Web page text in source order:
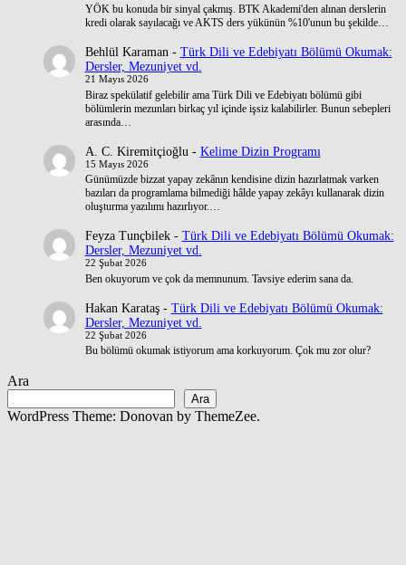
YÖK bu konuda bir sinyal çakmış. BTK Akademi'den alınan derslerin
kredi olarak sayılacağı ve AKTS ders yükünün %10'unun bu şekilde…
Behlül Karaman- Türk Dili ve Edebiyatı Bölümü Okumak:
Dersler, Mezuniyet vd.
21 Mayıs 2026
Biraz spekülatif gelebilir ama Türk Dili ve Edebiyatı bölümü gibi
bölümlerin mezunları birkaç yıl içinde işsiz kalabilirler. Bunun sebepleri
arasında…
A. C. Kiremitçioğlu - Kelime Dizin Programı
15 Mayıs 2026
Günümüzde bizzat yapay zekânın kendisine dizin hazırlatmak varken
bazıları da programlama bilmediği hâlde yapay zekâyı kullanarak dizin
oluşturma yazılımı hazırlıyor.…
Feyza Tunçbilek- Türk Dili ve Edebiyatı Bölümü Okumak:
Dersler, Mezuniyet vd.
22 Şubat 2026
Ben okuyorum ve çok da memnunum. Tavsiye ederim sana da.
Hakan Karataş- Türk Dili ve Edebiyatı Bölümü Okumak:
Dersler, Mezuniyet vd.
22 Şubat 2026
Bu bölümü okumak istiyorum ama korkuyorum. Çok mu zor olur?
Ara
Ara
WordPress Theme: Donovan by ThemeZee.